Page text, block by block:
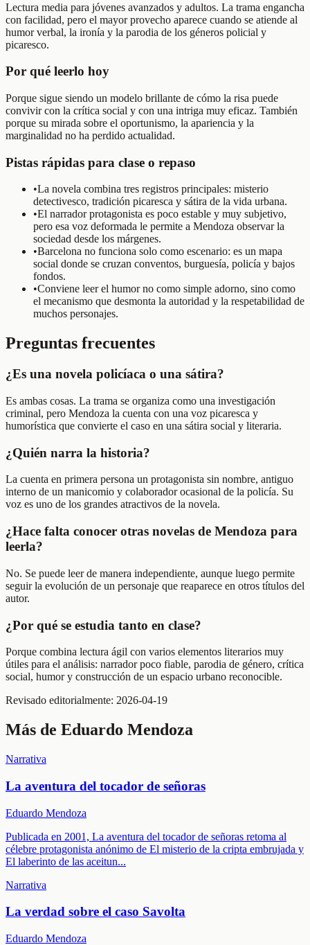
Lectura media para jóvenes avanzados y adultos. La trama engancha
con facilidad, pero el mayor provecho aparece cuando se atiende al
humor verbal, la ironía y la parodia de los géneros policial y
picaresco.
Por qué leerlo hoy
Porque sigue siendo un modelo brillante de cómo la risa puede
convivir con la crítica social y con una intriga muy eficaz. También
porque su mirada sobre el oportunismo, la apariencia y la
marginalidad no ha perdido actualidad.
Pistas rápidas para clase o repaso
•La novela combina tres registros principales: misterio
detectivesco, tradición picaresca y sátira de la vida urbana.
•El narrador protagonista es poco estable y muy subjetivo,
pero esa voz deformada le permite a Mendoza observar la
sociedad desde los márgenes.
•Barcelona no funciona solo como escenario: es un mapa
social donde se cruzan conventos, burguesía, policía y bajos
fondos.
•Conviene leer el humor no como simple adorno, sino como
el mecanismo que desmonta la autoridad y la respetabilidad de
muchos personajes.
Preguntas frecuentes
¿Es una novela policíaca o una sátira?
Es ambas cosas. La trama se organiza como una investigación
criminal, pero Mendoza la cuenta con una voz picaresca y
humorística que convierte el caso en una sátira social y literaria.
¿Quién narra la historia?
La cuenta en primera persona un protagonista sin nombre, antiguo
interno de un manicomio y colaborador ocasional de la policía. Su
voz es uno de los grandes atractivos de la novela.
¿Hace falta conocer otras novelas de Mendoza para
leerla?
No. Se puede leer de manera independiente, aunque luego permite
seguir la evolución de un personaje que reaparece en otros títulos del
autor.
¿Por qué se estudia tanto en clase?
Porque combina lectura ágil con varios elementos literarios muy
útiles para el análisis: narrador poco fiable, parodia de género, crítica
social, humor y construcción de un espacio urbano reconocible.
Revisado editorialmente: 2026-04-19
Más de Eduardo Mendoza
Narrativa
La aventura del tocador de señoras
Eduardo Mendoza
Publicada en 2001, La aventura del tocador de señoras retoma al
célebre protagonista anónimo de El misterio de la cripta embrujada y
El laberinto de las aceitun...
Narrativa
La verdad sobre el caso Savolta
Eduardo Mendoza